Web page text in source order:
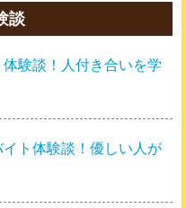
談
験談！人付き合いを学
ト体験談！優しい人が